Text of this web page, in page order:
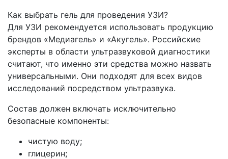
Как выбрать гель для проведения УЗИ?
Для УЗИ рекомендуется использовать продукцию
брендов «Медиагель» и «Акугель». Российские
эксперты в области ультразвуковой диагностики
считают, что именно эти средства можно назвать
универсальными. Они подходят для всех видов
исследований посредством ультразвука.
Состав должен включать исключительно
безопасные компоненты:
чистую воду;
глицерин;